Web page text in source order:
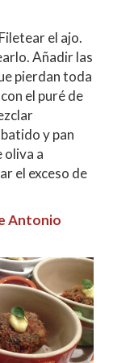
el ajo.
Añadir las
pierdan toda
el puré de
y pan
oliva a
el exceso de
Antonio